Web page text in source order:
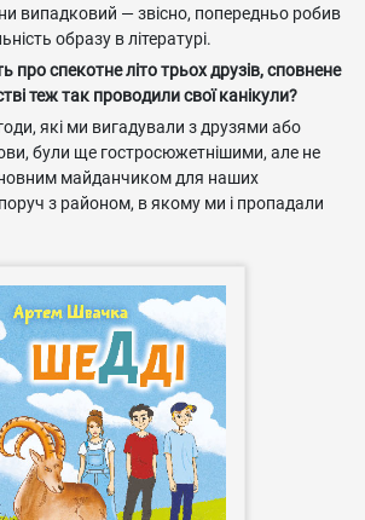
випадковий — звісно, попередньо робив
образу в літературі.
про спекотне літо трьох друзів, сповнене
теж так проводили свої канікули?
які ми вигадували з друзями або
були ще гостросюжетнішими, але не
майданчиком для наших
з районом, в якому ми і пропадали